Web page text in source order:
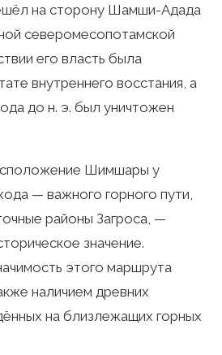
на сторону Шамши-Адада
северомесопотамской
его власть была
внутреннего восстания, а
до н. э. был уничтожен
Шимшары у
— важного горного пути,
районы Загроса, —
значение.
этого маршрута
наличием древних
на близлежащих горных